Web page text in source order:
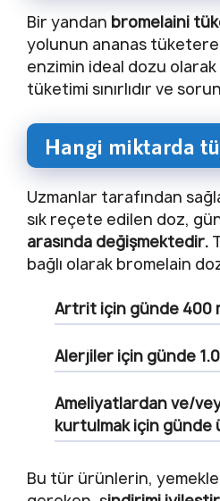
Bir yandan bromelaini
yolunun ananas
enzimin ideal dozu
tüketimi sınırlıdır ve
Hangi miktarda
Uzmanlar tarafından
sık reçete edilen doz,
arasında değişmektedir.
bağlı olarak bromelain
Artrit için günde 400
Alerjiler için günde
Ameliyatlardan ve/
kurtulmak için günde
Bu tür ürünlerin, yemekle